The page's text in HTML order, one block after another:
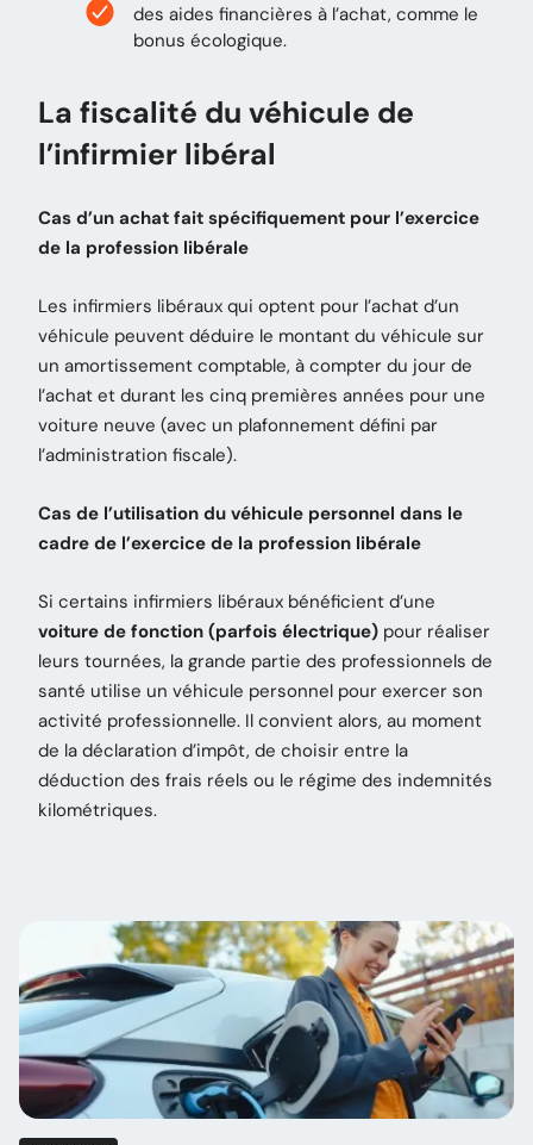
des aides financières à l’achat, comme le
bonus écologique.
La fiscalité du véhicule de
l’infirmier libéral
Cas d’un achat fait spécifiquement pour l’exercice
de la profession libérale
Les infirmiers libéraux qui optent pour l’achat d’un
véhicule peuvent déduire le montant du véhicule sur
un amortissement comptable, à compter du jour de
l’achat et durant les cinq premières années pour une
voiture neuve (avec un plafonnement défini par
l’administration fiscale).
Cas de l’utilisation du véhicule personnel dans le
cadre de l’exercice de la profession libérale
Si certains infirmiers libéraux bénéficient d’une
voiture de fonction (parfois électrique) pour réaliser
leurs tournées, la grande partie des professionnels de
santé utilise un véhicule personnel pour exercer son
activité professionnelle. Il convient alors, au moment
de la déclaration d’impôt, de choisir entre la
déduction des frais réels ou le régime des indemnités
kilométriques.